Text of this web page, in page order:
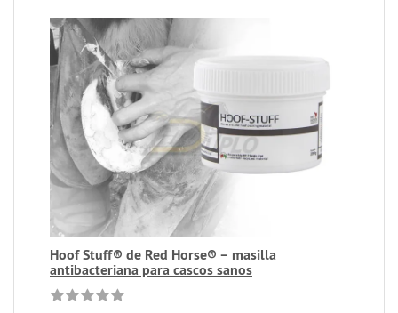
Hoof Stuff® de Red Horse® – masilla
antibacteriana para cascos sanos